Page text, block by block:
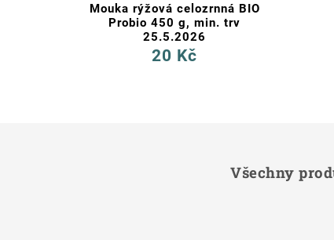
Mouka rýžová celozrnná BIO
Probio 450 g, min. trv
25.5.2026
20 Kč
Všechny